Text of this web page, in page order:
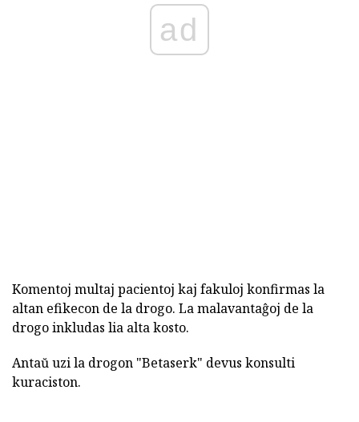
ad
Komentoj multaj pacientoj kaj fakuloj konfirmas la
altan efikecon de la drogo. La malavantaĝoj de la
drogo inkludas lia alta kosto.
Antaŭ uzi la drogon "Betaserk" devus konsulti
kuraciston.